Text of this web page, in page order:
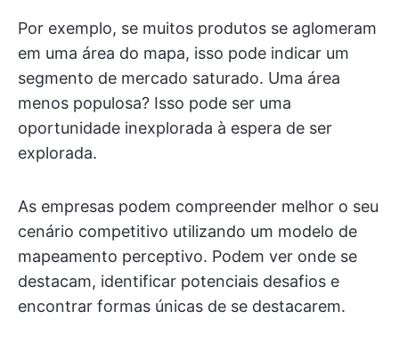
Por exemplo, se muitos produtos se aglomeram
em uma área do mapa, isso pode indicar um
segmento de mercado saturado. Uma área
menos populosa? Isso pode ser uma
oportunidade inexplorada à espera de ser
explorada.
As empresas podem compreender melhor o seu
cenário competitivo utilizando um modelo de
mapeamento perceptivo. Podem ver onde se
destacam, identificar potenciais desafios e
encontrar formas únicas de se destacarem.